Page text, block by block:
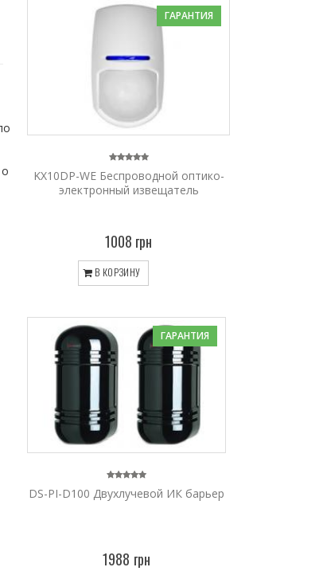
ГАРАНТИЯ
KX10DP-WE Беспроводной оптико-
электронный извещатель
1008 грн
В КОРЗИНУ
ГАРАНТИЯ
DS-PI-D100 Двухлучевой ИК барьер
1988 грн